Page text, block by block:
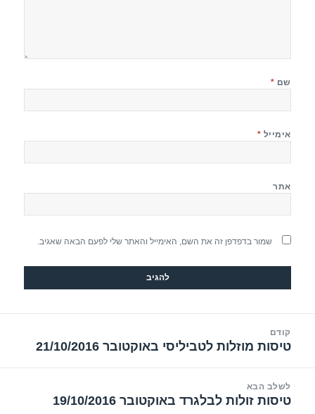
שם *
אימייל *
אתר
שמור בדפדפן זה את השם, האימייל והאתר שלי לפעם הבאה שאגיב.
קודם
הפוסט
טיסות מוזלות לטביליסי באוקטובר 21/10/2016
לשלב הבא
הפוסט
טיסות זולות לבלגרד באוקטובר 19/10/2016